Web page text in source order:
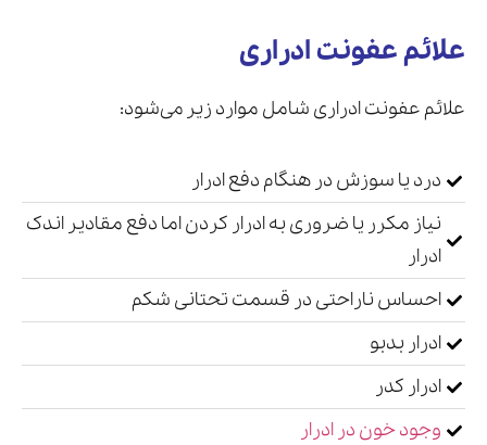
علائم عفونت ادراری
علائم عفونت ادراری شامل موارد زیر می‌شود:
درد یا سوزش در هنگام دفع ادرار
نیاز مکرر یا ضروری به ادرار کردن اما دفع مقادیر اندک
ادرار
احساس ناراحتی در قسمت تحتانی شکم
ادرار بدبو
ادرار کدر
وجود خون در ادرار